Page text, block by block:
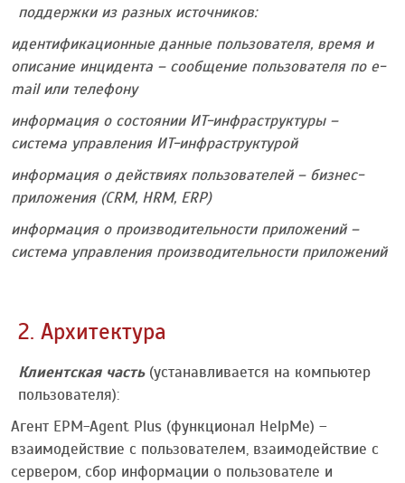
поддержки из разных источников:
идентификационные данные пользователя, время и
описание инцидента – сообщение пользователя по e-
mail или телефону
информация о состоянии ИТ-инфраструктуры –
система управления ИТ-инфраструктурой
информация о действиях пользователей – бизнес-
приложения (CRM, HRM, ERP)
информация о производительности приложений –
система управления производительности приложений
2. Архитектура
Клиентская часть(устанавливается на компьютер
пользователя):
Агент EPM-Agent Plus (функционал HelpMe) –
взаимодействие с пользователем, взаимодействие с
сервером, сбор информации о пользователе и